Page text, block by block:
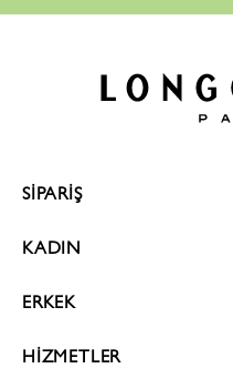
SİPARİŞ
KADIN
ERKEK
HİZMETLER